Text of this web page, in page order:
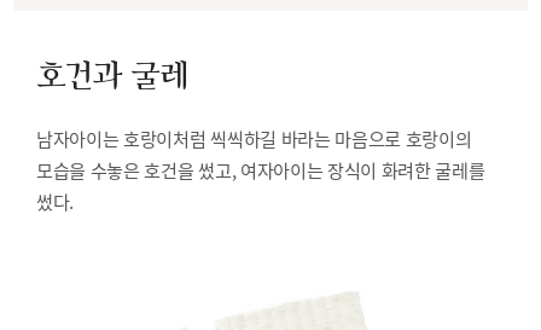
호건과 굴레
남자아이는 호랑이처럼 씩씩하길 바라는 마음으로 호랑이의
모습을 수놓은 호건을 썼고, 여자아이는 장식이 화려한 굴레를
썼다.